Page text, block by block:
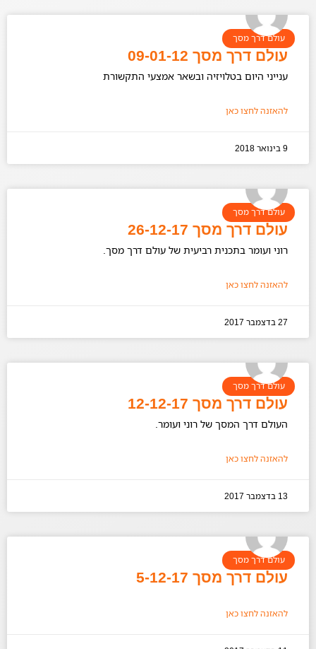
עולם דרך מסך
עולם דרך מסך 09-01-12
ענייני היום בטלויזיה ובשאר אמצעי התקשורת
להאזנה לחצו כאן
9 בינואר 2018
עולם דרך מסך
עולם דרך מסך 26-12-17
רוני ועומר בתכנית רביעית של עולם דרך מסך.
להאזנה לחצו כאן
27 בדצמבר 2017
עולם דרך מסך
עולם דרך מסך 12-12-17
העולם דרך המסך של רוני ועומר.
להאזנה לחצו כאן
13 בדצמבר 2017
עולם דרך מסך
עולם דרך מסך 5-12-17
להאזנה לחצו כאן